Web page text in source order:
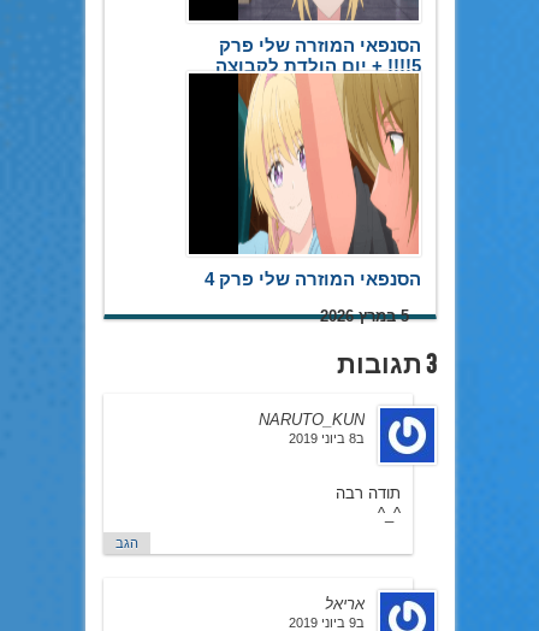
הסנפאי המוזרה שלי פרק
5!!!! + יום הולדת לקבוצה
20 במאי 2026
הסנפאי המוזרה שלי פרק 4
5 במרץ 2026
3 תגובות
NARUTO_KUN
ב8 ביוני 2019
תודה רבה
^_^
הגב
אריאל
ב9 ביוני 2019